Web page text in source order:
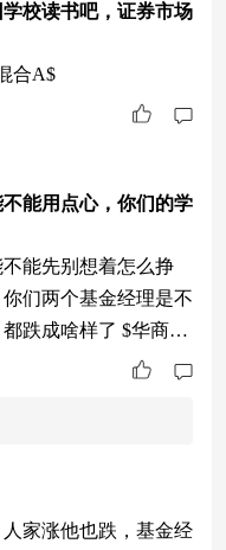
校读书吧，证券市场
合A$
能用点心，你们的学
能先别想着怎么挣
们两个基金经理是不
跌成啥样了 $华商稳
家涨他也跌，基金经